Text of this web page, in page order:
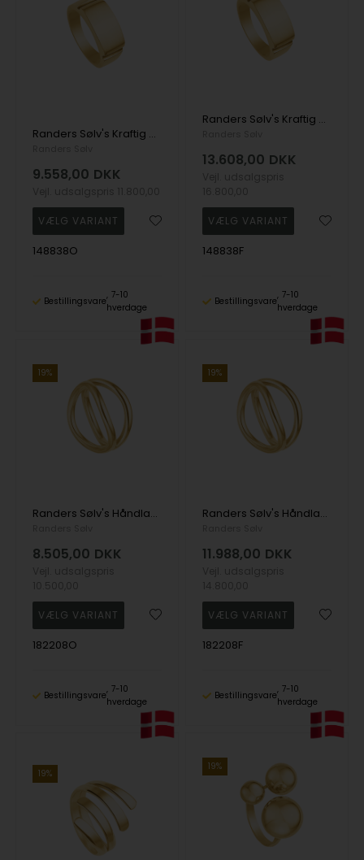
Randers Sølv's Kraftig håndlavet herre fingerring i 8 kt guld
9.558,00 DKK
148838O
Bestillingsvare
7-10
hverdage
Randers Sølv's Kraftig håndlavet herre fingerring i 14 kt guld
13.608,00 DKK
148838F
Bestillingsvare
7-10
hverdage
19%
Randers Sølv's Håndlavet fingerring i 8 kt guld
8.505,00 DKK
182208O
Bestillingsvare
7-10
hverdage
19%
Randers Sølv's Håndlavet fingerring i 14 kt guld
11.988,00 DKK
182208F
Bestillingsvare
7-10
hverdage
19%
19%